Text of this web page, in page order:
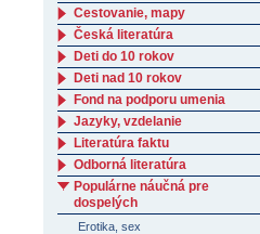
Cestovanie, mapy
Česká literatúra
Deti do 10 rokov
Deti nad 10 rokov
Fond na podporu umenia
Jazyky, vzdelanie
Literatúra faktu
Odborná literatúra
Populárne náučná pre
dospelých
Erotika, sex